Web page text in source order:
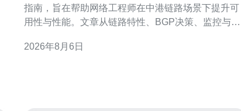
指南，旨在帮助网络工程师在中港链路场景下提升可
用性与性能。文章从链路特性、BGP决策、监控与流
便于在真实生产环境中实施与验证。 理解联通到香港
2026年8月6日